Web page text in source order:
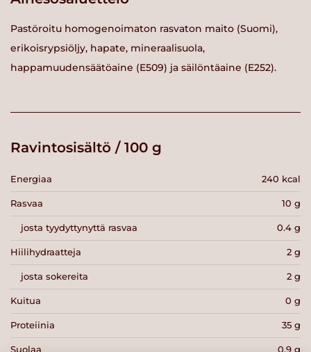
Pastöroitu homogenoimaton rasvaton maito (Suomi),
erikoisrypsiöljy, hapate, mineraalisuola,
happamuudensäätöaine (E509) ja säilöntäaine (E252).
Ravintosisältö / 100 g
Energiaa 240 kcal
Rasvaa 10 g
josta tyydyttynyttä rasvaa 0.4 g
Hiilihydraatteja 2 g
josta sokereita 2 g
Kuitua 0 g
Proteiinia 35 g
Suolaa 0.9 g